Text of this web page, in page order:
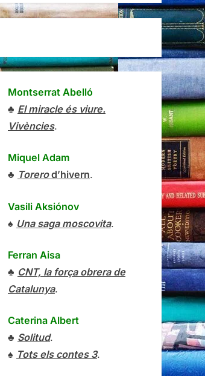
Montserrat Abelló
♣ El miracle és viure.
Vivències.
Miquel Adam
♣ Torerod’hivern.
Vasili Aksiónov
♠ Una saga moscovita.
Ferran Aisa
♣ CNT, la força obrera de
Catalunya.
Caterina Albert
♣ Solitud.
♠ Tots els contes 3.